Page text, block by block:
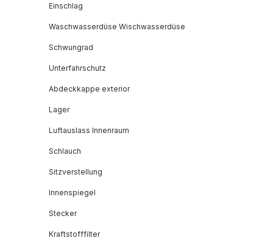
Einschlag
Waschwasserdüse Wischwasserdüse
Schwungrad
Unterfahrschutz
Abdeckkappe exterior
Lager
Luftauslass Innenraum
Schlauch
Sitzverstellung
Innenspiegel
Stecker
Kraftstofffilter